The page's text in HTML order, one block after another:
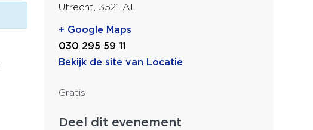
Utrecht, 3521 AL
+ Google Maps
030 295 59 11
Bekijk de site van Locatie
Gratis
Deel dit evenement